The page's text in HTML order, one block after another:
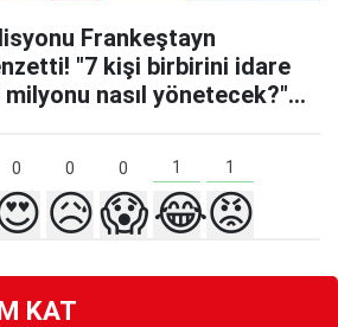
Frankeştayn
"7 kişi birbirini idare
nasıl yönetecek?"
0 0 0 1 1
😥😱😂😡
KAT